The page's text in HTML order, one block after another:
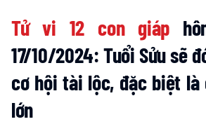
Tử vi 12 con giáp
17/10/2024: Tuổi Sửu sẽ
cơ hội tài lộc, đặc biệt là
lớn